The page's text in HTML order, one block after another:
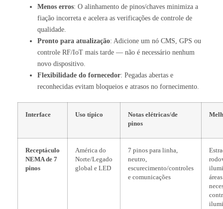
Menos erros: O alinhamento de pinos/chaves minimiza a
fiação incorreta e acelera as verificações de controle de
qualidade.
Pronto para atualização: Adicione um nó CMS, GPS ou
controle RF/IoT mais tarde — não é necessário nenhum
novo dispositivo.
Flexibilidade do fornecedor: Pegadas abertas e
reconhecidas evitam bloqueios e atrasos no fornecimento.
Interface Uso típico
Notas elétricas/de
pinos
Receptáculo
NEMA de 7
pinos
América do
Norte/Legado
global e LED
7 pinos para linha,
neutro,
escurecimento/controles
e comunicações